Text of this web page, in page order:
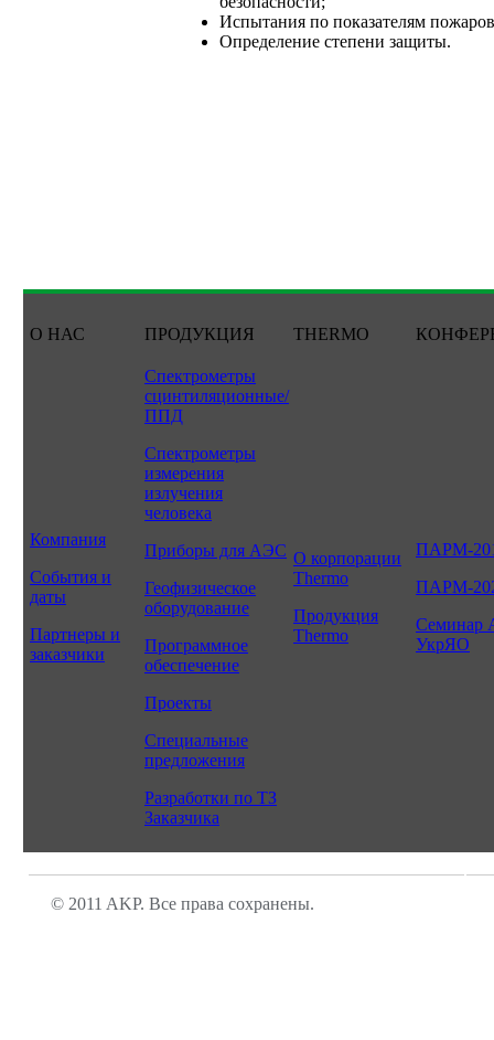
Испытания по показателям
Определение степени защиты.
О НАС ПРОДУКЦИЯ THERMO
Компания
События и
даты
Партнеры и
заказчики
Спектрометры
сцинтиляционные/
ППД
Спектрометры
измерения
излучения
человека
Приборы для АЭС
Геофизическое
оборудование
Программное
обеспечение
Проекты
Специальные
предложения
Разработки по ТЗ
Заказчика
О корпорации
Thermo
Продукция
Thermo
ПАРМ-
ПАРМ-
Семинар
УкрЯО
© 2011 AKP. Все права сохранены.